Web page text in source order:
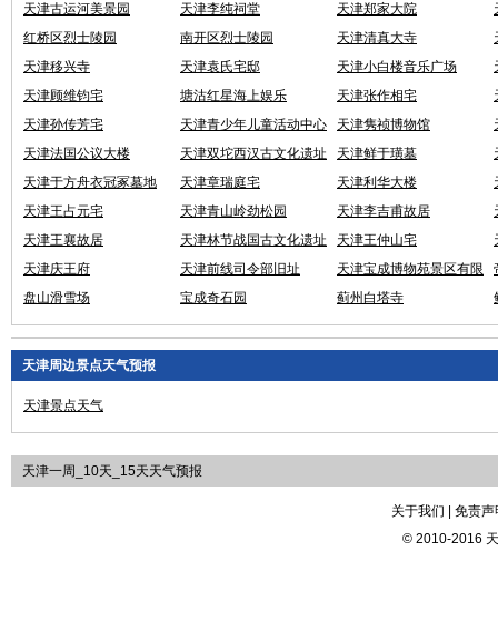
天津古运河美景园
天津李纯祠堂 天津郑家大院
红桥区烈士陵园
南开区烈士陵园 天津清真大寺
天津移兴寺
天津袁氏宅邸 天津小白楼音乐广场
天津顾维钧宅
塘沽红星海上娱乐 天津张作相宅
天津孙传芳宅
天津青少年儿童活动中心 天津隽祯博物馆
天津法国公议大楼
天津双坨西汉古文化遗址 天津鲜于璜墓
天津于方舟衣冠冢墓地
天津章瑞庭宅 天津利华大楼
天津王占元宅
天津青山岭劲松园 天津李吉甫故居
天津王襄故居
天津林节战国古文化遗址 天津王仲山宅
天津庆王府
天津前线司令部旧址
天津宝成博物苑景区有限
公司
盘山滑雪场
宝成奇石园 蓟州白塔寺
天津周边景点天气预报
天津景点天气
天津一周_10天_15天天气预报
关于我们 | 免责
© 2010-2016